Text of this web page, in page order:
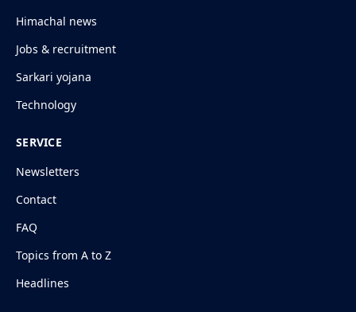
Himachal news
Jobs & recruitment
Sarkari yojana
Technology
SERVICE
Newsletters
Contact
FAQ
Topics from A to Z
Headlines